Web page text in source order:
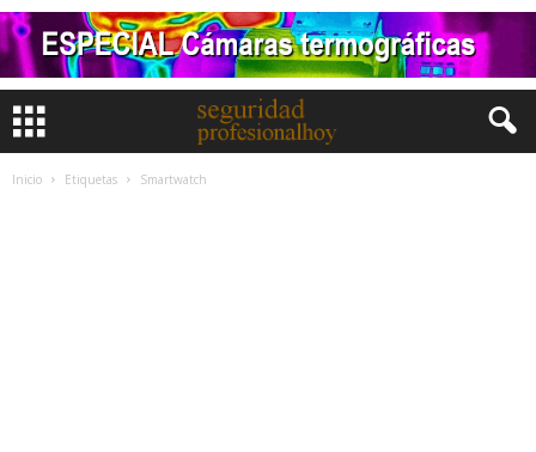
Inicio Etiquetas Smartwatch